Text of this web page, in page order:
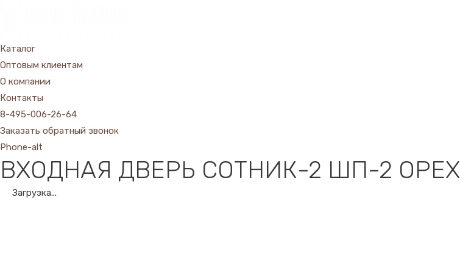
Каталог
Оптовым клиентам
О компании
Контакты
8-495-006-26-64
Заказать обратный звонок
Phone-alt
ВХОДНАЯ ДВЕРЬ СОТНИК-2 ШП-2 ОРЕХ
Загрузка...